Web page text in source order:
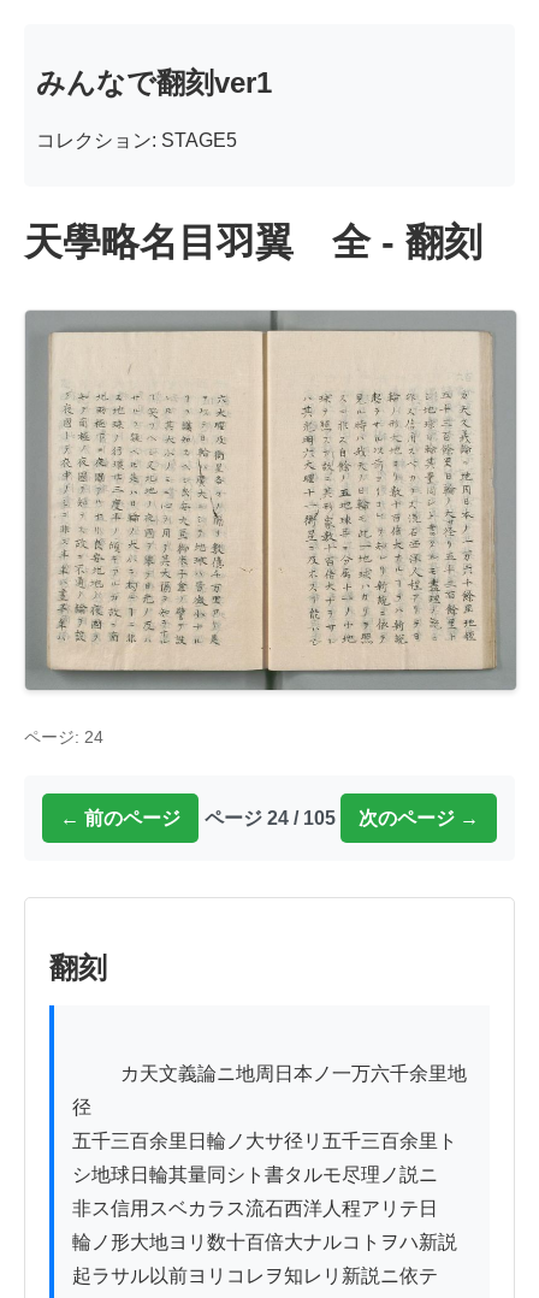
みんなで翻刻ver1
コレクション: STAGE5
天學略名目羽翼 全 - 翻刻
ページ: 24
← 前のページ ページ 24 / 105 次のページ →
翻刻
径
五千三百余里日輪ノ大サ径リ五千三百余里ト
シ地球日輪其量同シト書タルモ尽理ノ説ニ
非ス信用スベカラス流石西洋人程アリテ日
輪ノ形大地ヨリ数十百倍大ナルコトヲハ新説
起ラサル以前ヨリコレヲ知レリ新説ニ依テ